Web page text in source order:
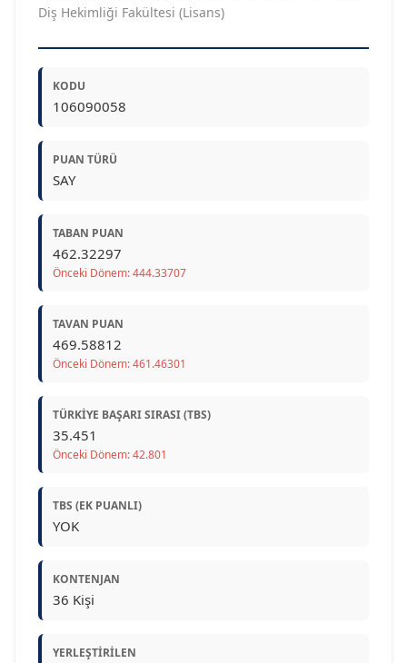
Diş Hekimliği Fakültesi (Lisans)
KODU
106090058
PUAN TÜRÜ
SAY
TABAN PUAN
462.32297
Önceki Dönem: 444.33707
TAVAN PUAN
469.58812
Önceki Dönem: 461.46301
TÜRKIYE BAŞARI SIRASI (TBS)
35.451
Önceki Dönem: 42.801
TBS (EK PUANLI)
YOK
KONTENJAN
36 Kişi
YERLEŞTIRILEN